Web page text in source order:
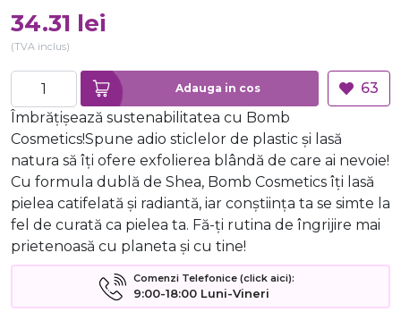
34.31 lei
(TVA inclus)
Adauga in cos
63
Îmbrățișează sustenabilitatea cu Bomb
Cosmetics!Spune adio sticlelor de plastic și lasă
natura să îți ofere exfolierea blândă de care ai nevoie!
Cu formula dublă de Shea, Bomb Cosmetics îți lasă
pielea catifelată și radiantă, iar conștiința ta se simte la
fel de curată ca pielea ta. Fă-ți rutina de îngrijire mai
prietenoasă cu planeta și cu tine!
Comenzi Telefonice (click aici):
9:00-18:00 Luni-Vineri